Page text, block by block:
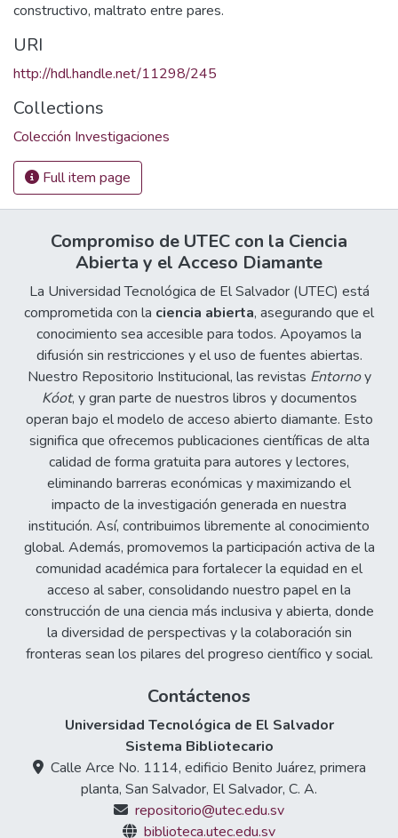
constructivo, maltrato entre pares.
URI
http://hdl.handle.net/11298/245
Collections
Colección Investigaciones
Full item page
Compromiso de UTEC con la Ciencia
Abierta y el Acceso Diamante
La Universidad Tecnológica de El Salvador (UTEC) está
comprometida con la ciencia abierta, asegurando que el
conocimiento sea accesible para todos. Apoyamos la
difusión sin restricciones y el uso de fuentes abiertas.
Nuestro Repositorio Institucional, las revistas Entornoy
Kóot, y gran parte de nuestros libros y documentos
operan bajo el modelo de acceso abierto diamante. Esto
significa que ofrecemos publicaciones científicas de alta
calidad de forma gratuita para autores y lectores,
eliminando barreras económicas y maximizando el
impacto de la investigación generada en nuestra
institución. Así, contribuimos libremente al conocimiento
global. Además, promovemos la participación activa de la
comunidad académica para fortalecer la equidad en el
acceso al saber, consolidando nuestro papel en la
construcción de una ciencia más inclusiva y abierta, donde
la diversidad de perspectivas y la colaboración sin
fronteras sean los pilares del progreso científico y social.
Contáctenos
Universidad Tecnológica de El Salvador
Sistema Bibliotecario
Calle Arce No. 1114, edificio Benito Juárez, primera
planta, San Salvador, El Salvador, C. A.
repositorio@utec.edu.sv
biblioteca.utec.edu.sv